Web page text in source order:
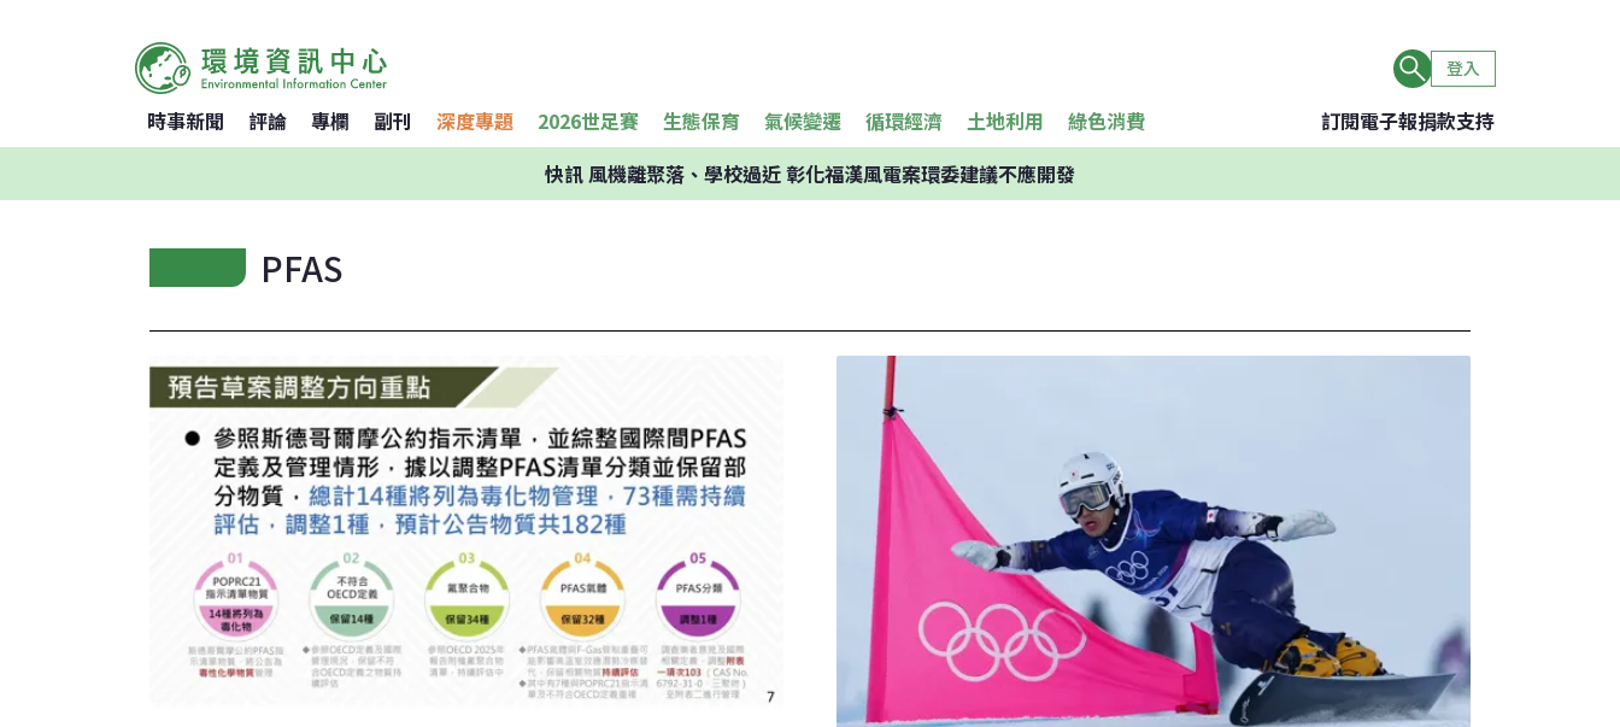
登入
時事新聞 評論 專欄 副刊 深度專題 2026世足賽 生態保育 氣候變遷 循環經濟 土地利用 綠色消費 訂閱電子報捐款支持
快訊風機離聚落、學校過近 彰化福漢風電案環委建議不應開發
PFAS